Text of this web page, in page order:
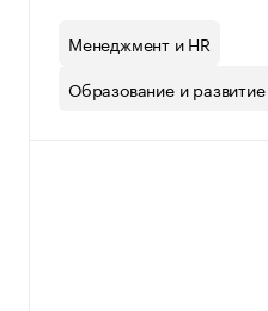
Менеджмент и HR
Образование и развитие